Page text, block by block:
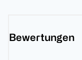
Bewertungen